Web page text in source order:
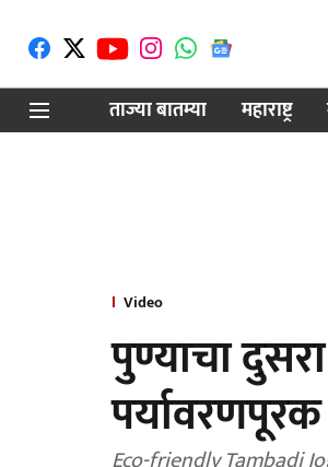
ताज्या बातम्या
महाराष्ट्र
Video
पुण्याचा